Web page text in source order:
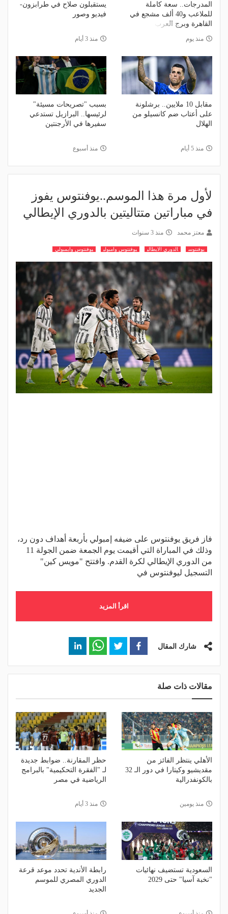
المدرجات.. سعة كاملة
للملاعب و40 ألف مشجع في
القاهرة وبرج العرب
منذ يوم
يستقبلون صلاح في طرابزون-
فيديو وصور
منذ 3 أيام
مقابل 10 ملايين.. برشلونة
على أعتاب ضم كانسيلو من
الهلال
منذ 5 أيام
بسبب "تصريحات مسيئة"
لرئيسها.. البرازيل تستدعي
سفيرها في الأرجنتين
منذ أسبوع
لأول مرة هذا الموسم..يوفنتوس يفوز
في مباراتين متتاليتين بالدوري الإيطالي
معتز محمد منذ 3 سنوات
يوفنتوس الدوري الايطالي يوفنتوس وامبولي يوفنتوس وايمبولي
فاز فريق يوفنتوس على ضيفه إمبولي بأربعة أهداف دون رد،
وذلك في المباراة التي أقيمت يوم الجمعة ضمن الجولة 11
من الدوري الإيطالي لكرة القدم. وافتتح "مويس كين"
التسجيل ليوفنتوس في
اقرأ المزيد
شارك المقال
مقالات ذات صلة
الأهلي ينتظر الفائز من
مقديشيو وكيتارا في دور الـ 32
بالكونفدرالية
منذ يومين
حظر المقارنة.. ضوابط جديدة
لـ "الفقرة التحكيمية" بالبرامج
الرياضية في مصر
منذ 3 أيام
السعودية تستضيف نهائيات
"نخبة آسيا" حتى 2029
رابطة الأندية تحدد موعد قرعة
الدوري المصري للموسم
الجديد